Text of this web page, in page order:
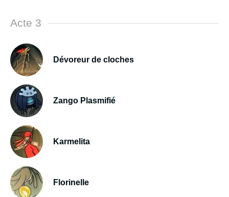
Acte 3
Dévoreur de cloches
Zango Plasmifié
Karmelita
Florinelle